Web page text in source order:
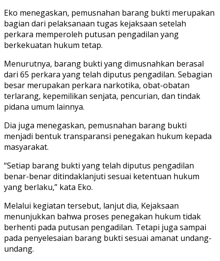
Eko menegaskan, pemusnahan barang bukti merupakan
bagian dari pelaksanaan tugas kejaksaan setelah
perkara memperoleh putusan pengadilan yang
berkekuatan hukum tetap.
Menurutnya, barang bukti yang dimusnahkan berasal
dari 65 perkara yang telah diputus pengadilan. Sebagian
besar merupakan perkara narkotika, obat-obatan
terlarang, kepemilikan senjata, pencurian, dan tindak
pidana umum lainnya.
Dia juga menegaskan, pemusnahan barang bukti
menjadi bentuk transparansi penegakan hukum kepada
masyarakat.
“Setiap barang bukti yang telah diputus pengadilan
benar-benar ditindaklanjuti sesuai ketentuan hukum
yang berlaku,” kata Eko.
Melalui kegiatan tersebut, lanjut dia, Kejaksaan
menunjukkan bahwa proses penegakan hukum tidak
berhenti pada putusan pengadilan. Tetapi juga sampai
pada penyelesaian barang bukti sesuai amanat undang-
undang.